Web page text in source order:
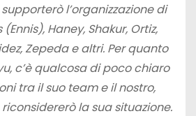
l’organizzazione di
Haney, Shakur, Ortiz,
Zepeda e altri. Per quanto
c’è qualcosa di poco chiaro
tra il suo team e il nostro,
la sua situazione.